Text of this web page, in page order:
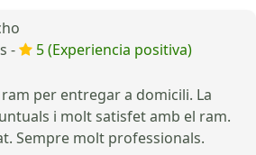
-
5 (Experiencia positiva)
per entregar a domicili. La
i molt satisfet amb el ram.
Sempre molt professionals.